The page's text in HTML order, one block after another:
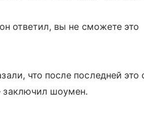
ответил, вы не сможете это
что после последней это
заключил шоумен.